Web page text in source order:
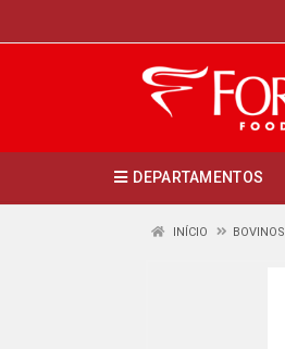
DEPARTAMENTOS
INÍCIO BOVINOS